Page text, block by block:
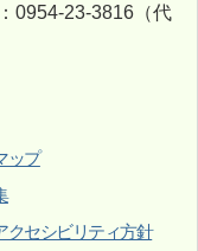
0954-23-3816（代
ップ
クセシビリティ方針